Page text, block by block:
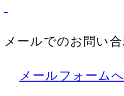
メールでのお問い
メールフォームへ